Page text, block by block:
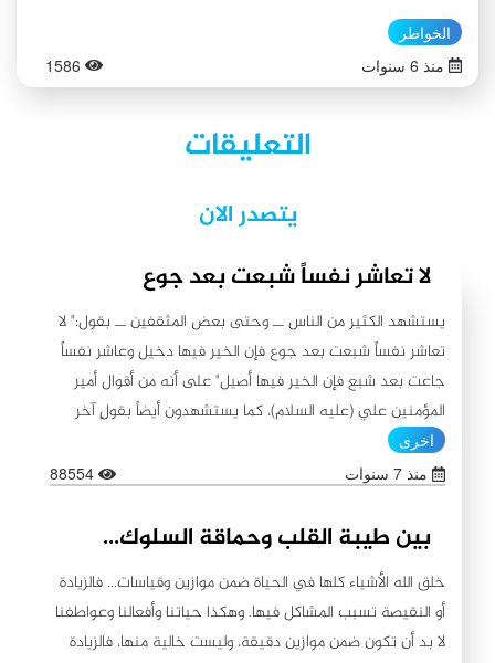
الخواطر
منذ 6 سنوات
1586
التعليقات
يتصدر الان
لا تعاشر نفساً شبعت بعد جوع
يستشهد الكثير من الناس ــ وحتى بعض المثقفين ــ بقول:" لا
تعاشر نفساً شبعت بعد جوع فإن الخير فيها دخيل وعاشر نفساً
جاعت بعد شبع فإن الخير فيها أصيل" على أنه من أقوال أمير
المؤمنين علي (عليه السلام)، كما يستشهدون أيضاً بقولٍ آخر
ينسبونه إليه (عليه السلام) لا يبعد عن الأول من حيث
المعنى:"اطلبوا الخير من بطون شبعت ثم جاعت لأن الخير فيها
باق"، مُسقطين المعنى على بعض المصاديق التي لم ترُق
والمسؤولين الفاسدين والمتسترين عل الفساد. ونحن في الوقت
الذي نستنكر فيه نشر الفساد والتستر عليه ومداهنة الفاسدين
نؤكد ونشدد على ضرورة تحرّي صدق الأقوال ومطابقتها للواقع
اخرى
منذ 7 سنوات
88554
بين طيبة القلب وحماقة السلوك...
خلق الله الأشياء كلها في الحياة ضمن موازين وقياسات... فالزيادة
أو النقيصة تسبب المشاكل فيها. وهكذا حياتنا وأفعالنا وعواطفنا
لا بد أن تكون ضمن موازين دقيقة، وليست خالية منها، فالزيادة